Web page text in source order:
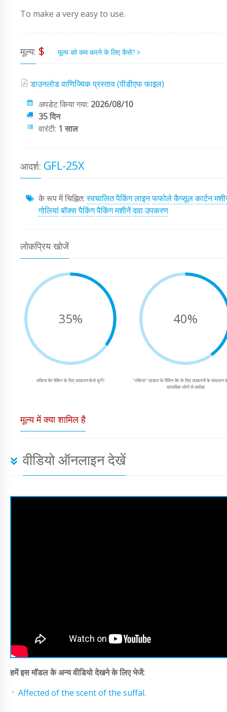
To make a very easy to use.
मूल्य: $ मूल्य को कम करने के लिए कैसे?
डाउनलोड वाणिज्यिक प्रस्ताव (पीडीएफ फाइल)
अपडेट किया गया: 2026/08/10
35 दिन
वारंटी: 1 साल
आदर्श: GFL-25X
के रूप में चिह्नित:स्वचालित पैकिंग लाइनफफोलेकैप्सूलकार्टन
गोलियांबॉक्स पैकिंगपैकिंग मशीनेंदवा उपकरण
लोकप्रिय खोजें
35%
तकिया बैग पैकिंग के लिए उपकरण कैसे चुनें?
40%
"तकिया" प्रकार के पैकिंग बैग के लिए उपकरणों के संचालन
वास्तविक लोगों से समीक्षा
मूल्य में क्या शामिल है
वीडियो ऑनलाइन देखें
हमें इस मॉडल के अन्य वीडियो देखने के लिए भेजें:
Affected of the scent of the suffal.